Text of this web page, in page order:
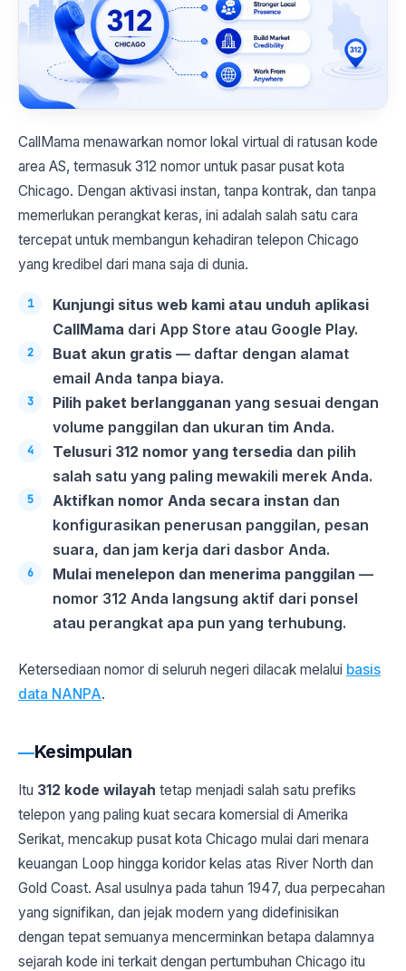
CallMama menawarkan nomor lokal virtual di ratusan kode
area AS, termasuk 312 nomor untuk pasar pusat kota
Chicago. Dengan aktivasi instan, tanpa kontrak, dan tanpa
memerlukan perangkat keras, ini adalah salah satu cara
tercepat untuk membangun kehadiran telepon Chicago
yang kredibel dari mana saja di dunia.
Kunjungi situs web kami atau unduh aplikasi
CallMama dari App Store atau Google Play.
Buat akun gratis — daftar dengan alamat
email Anda tanpa biaya.
Pilih paket berlangganan yang sesuai dengan
volume panggilan dan ukuran tim Anda.
Telusuri 312 nomor yang tersedia dan pilih
salah satu yang paling mewakili merek Anda.
Aktifkan nomor Anda secara instan dan
konfigurasikan penerusan panggilan, pesan
suara, dan jam kerja dari dasbor Anda.
Mulai menelepon dan menerima panggilan —
nomor 312 Anda langsung aktif dari ponsel
atau perangkat apa pun yang terhubung.
Ketersediaan nomor di seluruh negeri dilacak melalui basis
data NANPA.
Kesimpulan
Itu 312 kode wilayah tetap menjadi salah satu prefiks
telepon yang paling kuat secara komersial di Amerika
Serikat, mencakup pusat kota Chicago mulai dari menara
keuangan Loop hingga koridor kelas atas River North dan
Gold Coast. Asal usulnya pada tahun 1947, dua perpecahan
yang signifikan, dan jejak modern yang didefinisikan
dengan tepat semuanya mencerminkan betapa dalamnya
sejarah kode ini terkait dengan pertumbuhan Chicago itu